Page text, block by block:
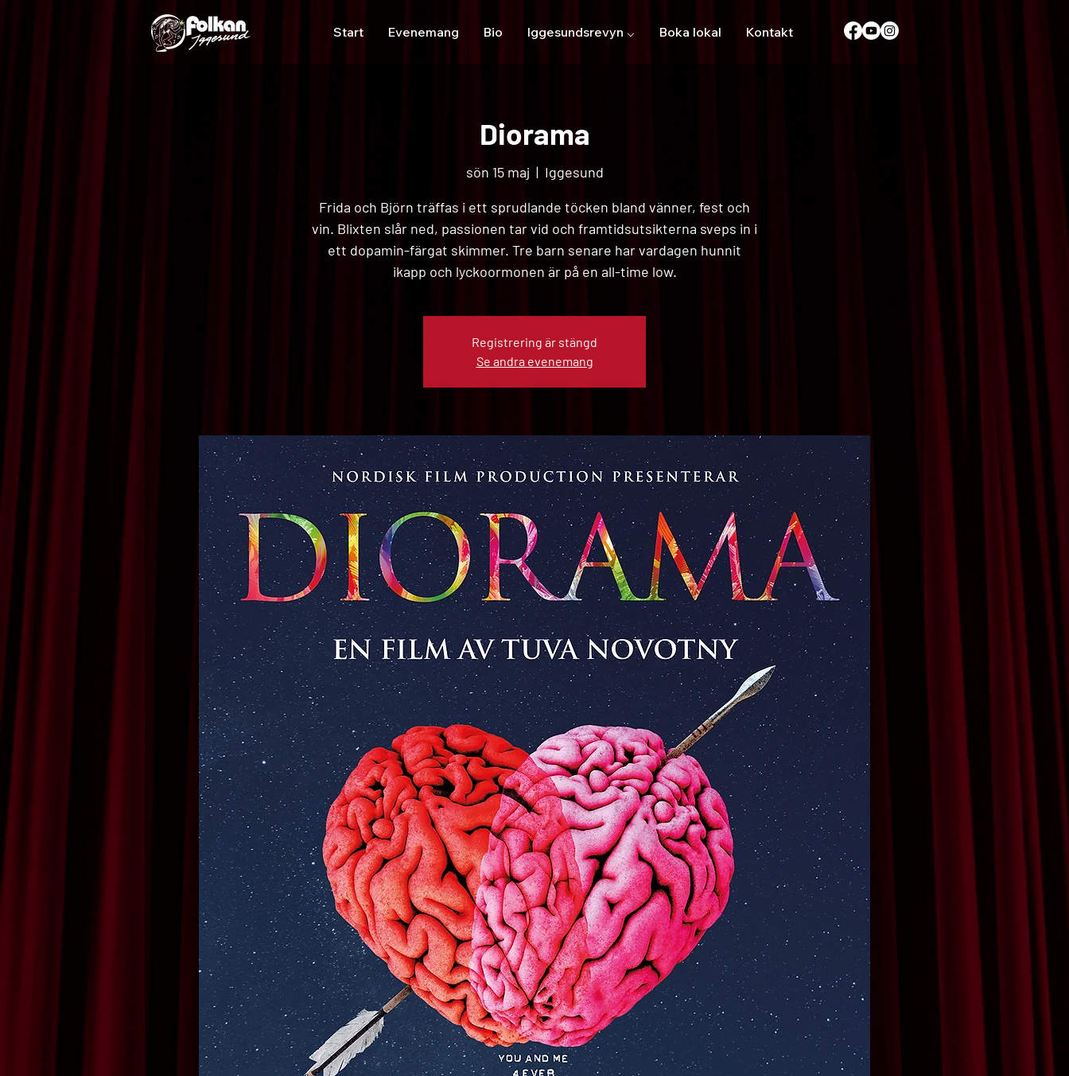
Start Evenemang Bio Iggesundsrevyn ⌵ Boka lokal Kontakt
Diorama
sön 15 maj
  |
Iggesund
Frida och Björn träffas i ett sprudlande töcken bland vänner, fest och
vin. Blixten slår ned, passionen tar vid och framtidsutsikterna sveps in i
ett dopamin-färgat skimmer. Tre barn senare har vardagen hunnit
ikapp och lyckoormonen är på en all-time low.
Registrering är stängd
Se andra evenemang